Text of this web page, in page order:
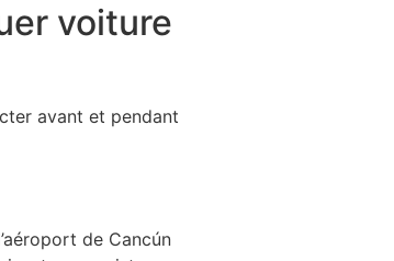
voiture
avant et pendant
de Cancún